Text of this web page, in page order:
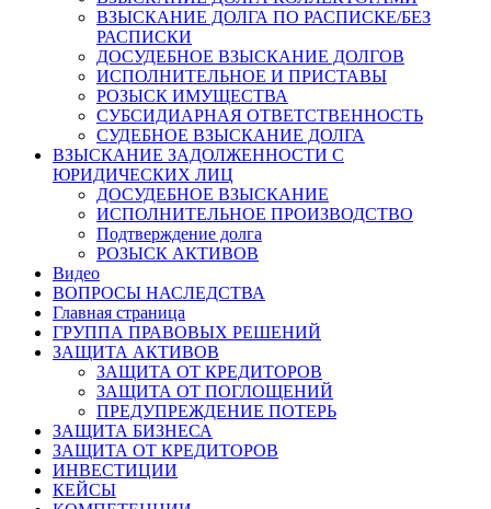
ВЗЫСКАНИЕ ДОЛГА ПО РАСПИСКЕ/БЕЗ
РАСПИСКИ
ДОСУДЕБНОЕ ВЗЫСКАНИЕ ДОЛГОВ
ИСПОЛНИТЕЛЬНОЕ И ПРИСТАВЫ
РОЗЫСК ИМУЩЕСТВА
СУБСИДИАРНАЯ ОТВЕТСТВЕННОСТЬ
СУДЕБНОЕ ВЗЫСКАНИЕ ДОЛГА
ВЗЫСКАНИЕ ЗАДОЛЖЕННОСТИ С
ЮРИДИЧЕСКИХ ЛИЦ
ДОСУДЕБНОЕ ВЗЫСКАНИЕ
ИСПОЛНИТЕЛЬНОЕ ПРОИЗВОДСТВО
Подтверждение долга
РОЗЫСК АКТИВОВ
Видео
ВОПРОСЫ НАСЛЕДСТВА
Главная страница
ГРУППА ПРАВОВЫХ РЕШЕНИЙ
ЗАЩИТА АКТИВОВ
ЗАЩИТА ОТ КРЕДИТОРОВ
ЗАЩИТА ОТ ПОГЛОЩЕНИЙ
ПРЕДУПРЕЖДЕНИЕ ПОТЕРЬ
ЗАЩИТА БИЗНЕСА
ЗАЩИТА ОТ КРЕДИТОРОВ
ИНВЕСТИЦИИ
КЕЙСЫ